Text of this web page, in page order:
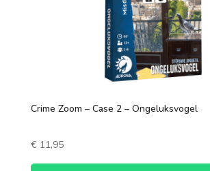
Crime Zoom – Case 2 – Ongeluksvogel
€11,95